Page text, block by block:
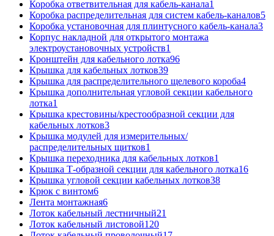
Коробка ответвительная для кабель-канала1
Коробка распределительная для систем кабель-каналов5
Коробка установочная для плинтусного кабель-канала3
Корпус накладной для открытого монтажа
электроустановочных устройств1
Кронштейн для кабельного лотка96
Крышка для кабельных лотков39
Крышка для распределительного щелевого короба4
Крышка дополнительная угловой секции кабельного
лотка1
Крышка крестовины/крестообразной секции для
кабельных лотков3
Крышка модулей для измерительных/
распределительных щитков1
Крышка переходника для кабельных лотков1
Крышка Т-образной секции для кабельного лотка16
Крышка угловой секции кабельных лотков38
Крюк с винтом6
Лента монтажная6
Лоток кабельный лестничный21
Лоток кабельный листовой120